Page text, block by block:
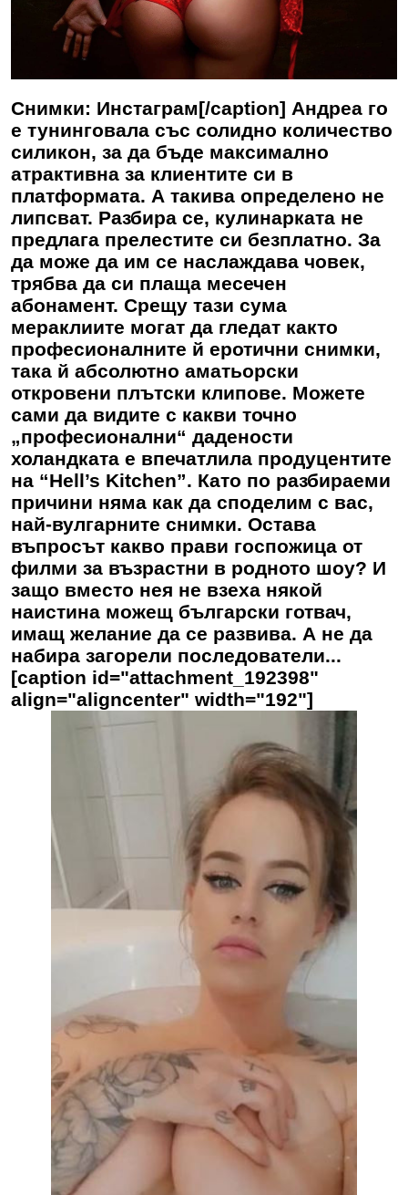
Снимки: Инстаграм[/caption] Андреа го
е тунинговала със солидно количество
силикон, за да бъде максимално
атрактивна за клиентите си в
платформата. А такива определено не
липсват. Разбира се, кулинарката не
предлага прелестите си безплатно. За
да може да им се наслаждава човек,
трябва да си плаща месечен
абонамент. Срещу тази сума
мераклиите могат да гледат както
професионалните й еротични снимки,
така й абсолютно аматьорски
откровени плътски клипове. Можете
сами да видите с какви точно
„професионални“ дадености
холандката е впечатлила продуцентите
на “Hell’s Kitchen”. Като по разбираеми
причини няма как да споделим с вас,
най-вулгарните снимки. Остава
въпросът какво прави госпожица от
филми за възрастни в родното шоу? И
защо вместо нея не взеха някой
наистина можещ български готвач,
имащ желание да се развива. А не да
набира загорели последователи...
[caption id="attachment_192398"
align="aligncenter" width="192"]